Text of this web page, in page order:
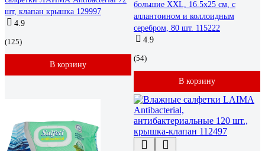
шт, клапан крышка 129997
4.9
(125)
В корзину
большие XXL, 16.5x25 см, с
аллантоином и коллоидным
серебром, 80 шт. 115222
4.9
(54)
В корзину